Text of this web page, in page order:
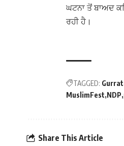
ਘਟਨਾ ਤੋਂ ਬਾਅਦ
ਰਹੀ ਹੈ।
TAGGED:
MuslimFest NDP
Share This Article